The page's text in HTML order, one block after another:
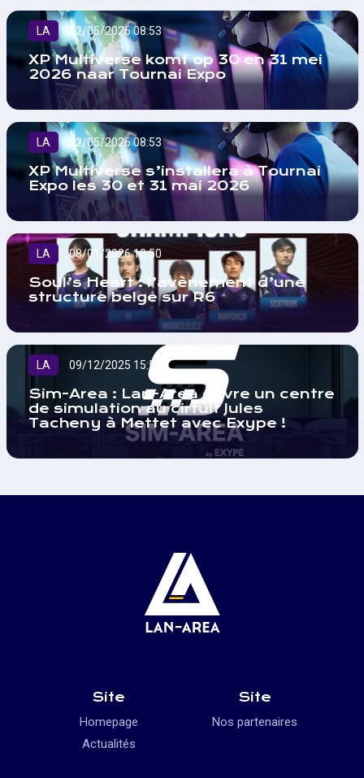
LA 22/05/2026 08:53
XP Multiverse komt op 30 en 31 mei
2026 naar Tournai Expo
LA 22/05/2026 08:53
XP Multiverse s’installera à Tournai
Expo les 30 et 31 mai 2026
LA 08/01/2026 10:50
Soul’s Heart : l’avènement d’une
structure belge sur R6
LA 09/12/2025 15:52
Sim-Area : Lan-Area ouvre un centre
de simulation au cirtuit Jules
Tacheny à Mettet avec Exype !
Site
Homepage
Actualités
Site
Nos partenaires